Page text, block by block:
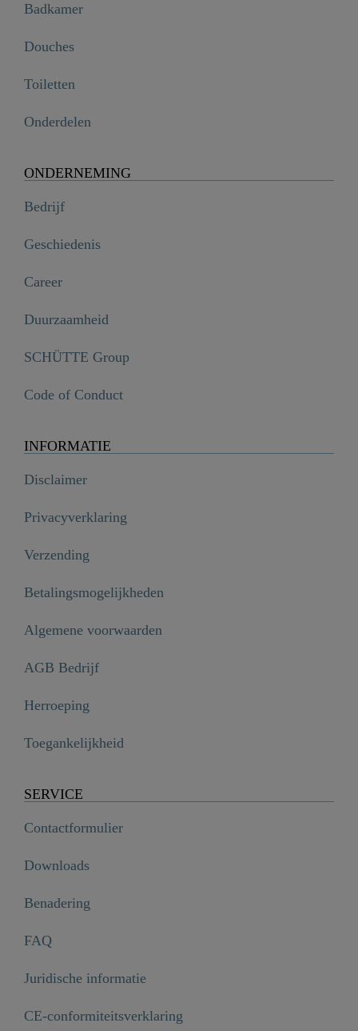
Badkamer
Douches
Toiletten
Onderdelen
ONDERNEMING
Bedrijf
Geschiedenis
Career
Duurzaamheid
SCHÜTTE Group
Code of Conduct
INFORMATIE
Disclaimer
Privacyverklaring
Verzending
Betalingsmogelijkheden
Algemene voorwaarden
AGB Bedrijf
Herroeping
Toegankelijkheid
SERVICE
Contactformulier
Downloads
Benadering
FAQ
Juridische informatie
CE-conformiteitsverklaring